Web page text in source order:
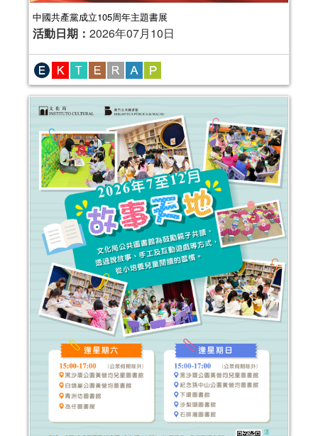
中國共產黨成立105周年主題書展
活動日期： 2026年07月10日